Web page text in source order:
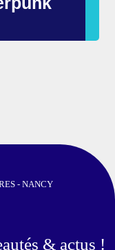
- NANCY
& actus !